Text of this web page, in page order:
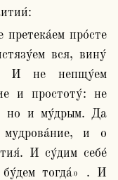
вся, вину́
И не непщу́ем
и простоту́: не
но и му́дрым. Да
и о
И су́дим себе́
тогда́» . И